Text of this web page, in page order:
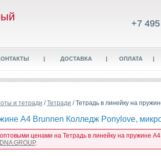
+7
| ДОСТАВКА | ОПЛАТА |
и тетради /Тетради / Тетрадь в линейку на
А4 Brunnen Колледж Ponylove,
ценами на Тетрадь в линейку на пружине
GROUP.